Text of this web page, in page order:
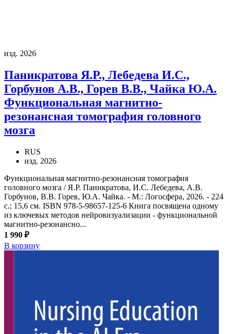
изд. 2026
Паникратова Я.Р., Лебедева И.С.,
Горбунов А.В., Горев В.В., Чайка Ю.А.
Функциональная магнитно-
резонансная томография головного
мозга
RUS
изд. 2026
Функциональная магнитно-резонансная томография
головного мозга / Я.Р. Паникратова, И.С. Лебедева, А.В.
Горбунов, В.В. Горев, Ю.А. Чайка. - М.: Логосфера, 2026. - 224
с.; 15,6 см. ISBN 978-5-98657-125-6 Книга посвящена одному
из ключевых методов нейровизуализации - функциональной
магнитно-резонансно...
1 990 ₽
В корзину